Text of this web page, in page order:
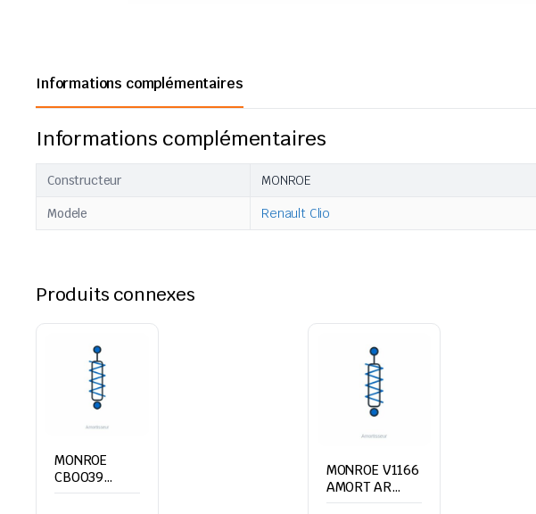
Informations complémentaires
Informations complémentaires
Constructeur MONROE
Modele Renault Clio
Produits connexes
MONROE
CB0039
AMORT PL AV
MONROE V1166
AMORT AR
VOLKSWAGEN